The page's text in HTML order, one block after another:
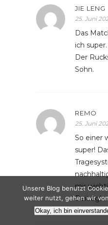
JIE LENG
25. Juni
Das
ich super.
Der
Sohn.
REMO
25. Juni
So einer
super!
mir
Beitrag!
Unsere Blog benutzt
weiter nutzt, gehen wir
Okay, ich bin